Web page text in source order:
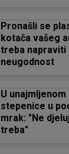
Pronašli se
kotača vašeg
treba napraviti
neugodnost
U
stepenice u
mrak: "Ne
treba"